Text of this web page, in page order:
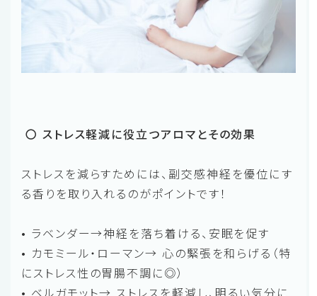
〇 ストレス軽減に役立つアロマとその効果
ストレスを減らすためには、副交感神経を優位にす
る香りを取り入れるのがポイントです！
• ラベンダー→神経を落ち着ける、安眠を促す
• カモミール・ローマン→ 心の緊張を和らげる（特
にストレス性の胃腸不調に◎）
• ベルガモット→ ストレスを軽減し、明るい気分に